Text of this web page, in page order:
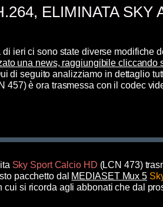
ELIMINATA
di ieri ci sono state diverse modifiche
una news, raggiungibile
di seguito analizziamo in dettaglio
457) èora trasmessa con il codec
Sky Sport Calcio HD (LCN 473)
pacchetto dal MEDIASET Mux 5
si ricorda agli abbonati che dal